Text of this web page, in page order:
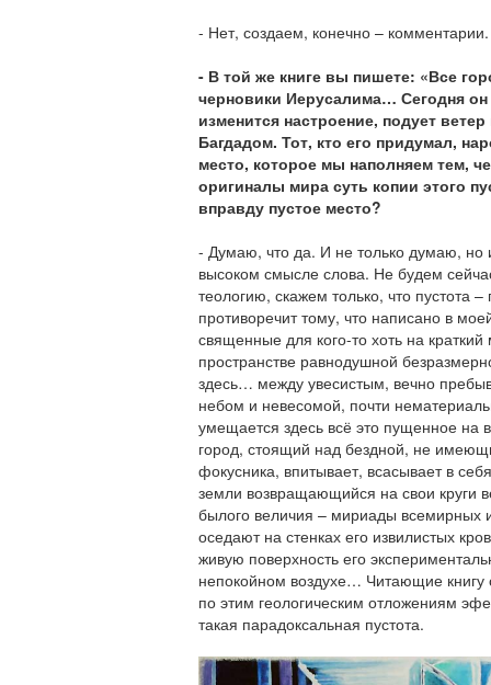
- Нет, создаем, конечно –
- В той же книге вы пишете: «Все
черновики Иерусалима… Сегодня
изменится настроение, подует
Багдадом. Тот, кто его придумал,
место, которое мы наполняем тем,
оригиналы мира суть копии этого
вправду пустое место?
- Думаю, что да. И не только думаю, но
высоком смысле слова. Не будем
теологию, скажем только, что пустота
противоречит тому, что написано в
священные для кого-то хоть на
пространстве равнодушной
здесь… между увесистым, вечно
небом и невесомой, почти
умещается здесь всё это пущенное на
город, стоящий над бездной, не
фокусника, впитывает, всасывает в
земли возвращающийся на свои круги
былого величия – мириады всемирных
оседают на стенках его извилистых
живую поверхность его
непокойном воздухе… Читающие книгу
по этим геологическим отложениям
такая парадоксальная пустота.